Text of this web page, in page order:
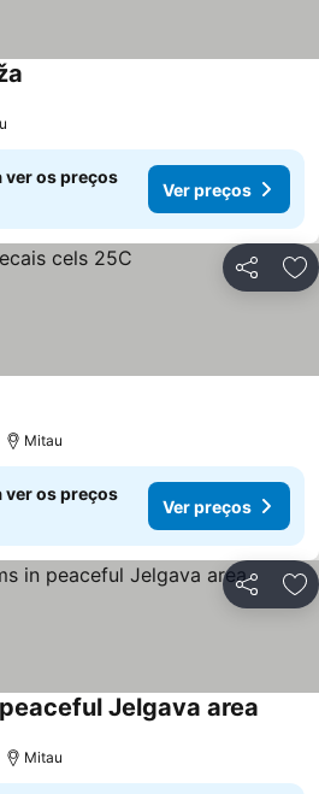
ver os preços
Ver preços
Partilhar
Mitau
ver os preços
Ver preços
Partilhar
Jelgava area
Mitau